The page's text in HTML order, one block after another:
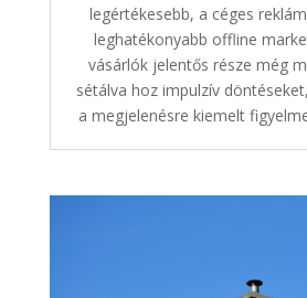
legértékesebb, a céges
leghatékonyabb offline
vásárlók jelentős része még
sétálva hoz impulzív
a megjelenésre kiemelt